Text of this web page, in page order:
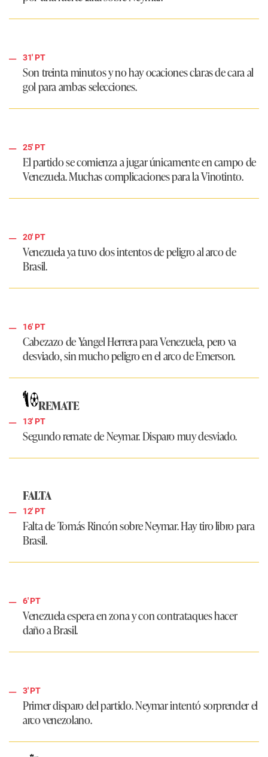
31' PT
Son treinta minutos y no hay ocaciones claras de cara al
gol para ambas selecciones.
25' PT
El partido se comienza a jugar únicamente en campo de
Venezuela. Muchas complicaciones para la Vinotinto.
20' PT
Venezuela ya tuvo dos intentos de peligro al arco de
Brasil.
16' PT
Cabezazo de Yangel Herrera para Venezuela, pero va
desviado, sin mucho peligro en el arco de Emerson.
REMATE
13' PT
Segundo remate de Neymar. Disparo muy desviado.
FALTA
12' PT
Falta de Tomás Rincón sobre Neymar. Hay tiro libro para
Brasil.
6' PT
Venezuela espera en zona y con contrataques hacer
daño a Brasil.
3' PT
Primer disparo del partido. Neymar intentó sorprender el
arco venezolano.